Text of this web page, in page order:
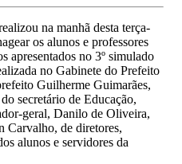
na manhã desta terça-
os alunos e professores
apresentados no 3º simulado
no Gabinete do Prefeito
Guilherme Guimarães,
secretário de Educação,
geral, Danilo de Oliveira,
Carvalho, de diretores,
alunos e servidores da